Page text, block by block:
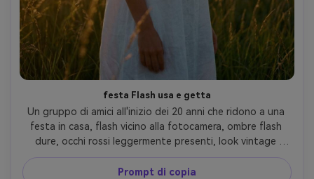
festa Flash usa e getta
Un gruppo di amici all'inizio dei 20 anni che ridono a una
festa in casa, flash vicino alla fotocamera, ombre flash
dure, occhi rossi leggermente presenti, look vintage
monouso fotocamera, illuminazione interna gialla calda,
grano pesante, leggera sfocatura e messa a fuoco
Prompt di copia